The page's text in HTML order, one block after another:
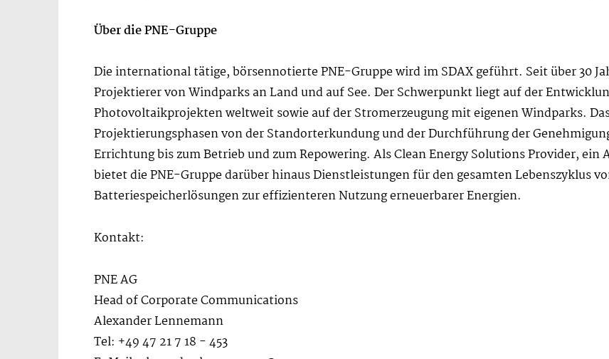
Über die PNE-Gruppe
Die international tätige, börsennotierte PNE-Gruppe wird im SDAX geführt. Seit über 30
Projektierer von Windparks an Land und auf See. Der Schwerpunkt liegt auf der
Photovoltaikprojekten weltweit sowie auf der Stromerzeugung mit eigenen Windparks.
Projektierungsphasen von der Standorterkundung und der Durchführung der
Errichtung bis zum Betrieb und zum Repowering. Als Clean Energy Solutions Provider, ein
bietet die PNE-Gruppe darüber hinaus Dienstleistungen für den gesamten Lebenszyklus
Batteriespeicherlösungen zur effizienteren Nutzung erneuerbarer Energien.
Kontakt:
PNE AG
Head of Corporate Communications
Alexander Lennemann
Tel: +49 47 21 7 18 - 453